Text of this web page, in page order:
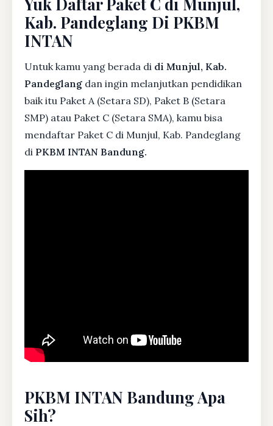
Kab. Pandeglang Di PKBM
INTAN
Untuk kamu yang berada di di Munjul, Kab.
Pandeglang dan ingin melanjutkan pendidikan
baik itu Paket A (Setara SD), Paket B (Setara
SMP) atau Paket C (Setara SMA), kamu bisa
mendaftar Paket C di Munjul, Kab. Pandeglang
di PKBM INTAN Bandung.
PKBM INTAN Bandung Apa
Sih?